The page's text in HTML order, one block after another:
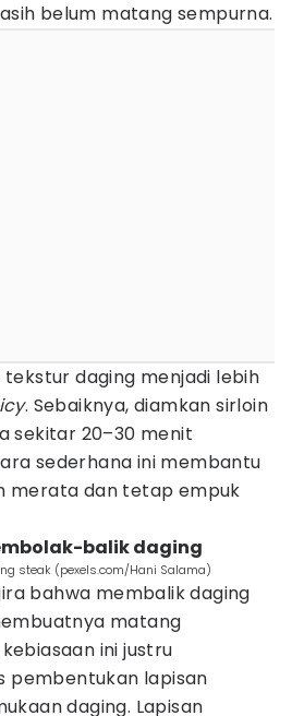
belum matang sempurna.
tekstur daging menjadi lebih
. Sebaiknya, diamkan sirloin
sekitar 20–30 menit
sederhana ini membantu
merata dan tetap empuk
balik daging
steak (pexels.com/Hani Salama)
bahwa membalik daging
matang
ini justru
pembentukan lapisan
daging. Lapisan